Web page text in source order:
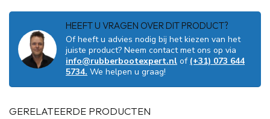
HEEFT U VRAGEN OVER DIT PRODUCT?
Of heeft u advies nodig bij het kiezen van het
juiste product? Neem contact met ons op via
info@rubberbootexpert.nl of (+31) 073 644
5734. We helpen u graag!
GERELATEERDE PRODUCTEN